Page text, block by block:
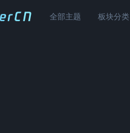
全部主题 板块分类